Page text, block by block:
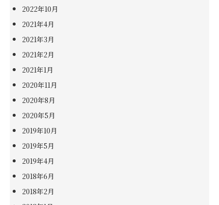
2022年10月
2021年4月
2021年3月
2021年2月
2021年1月
2020年11月
2020年8月
2020年5月
2019年10月
2019年5月
2019年4月
2018年6月
2018年2月